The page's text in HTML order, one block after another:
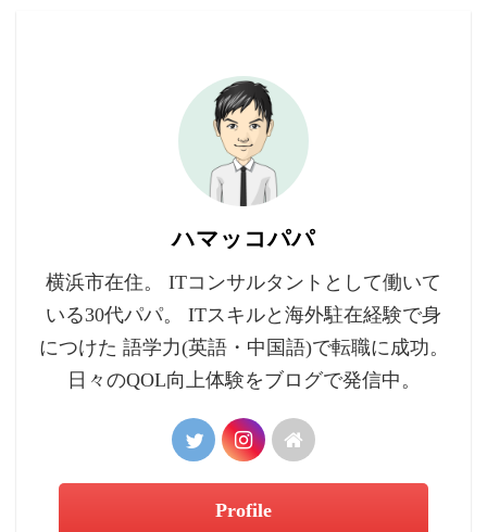
ハマッコパパ
横浜市在住。 ITコンサルタントとして働いて
いる30代パパ。 ITスキルと海外駐在経験で身
につけた 語学力(英語・中国語)で転職に成功。
日々のQOL向上体験をブログで発信中。
Profile